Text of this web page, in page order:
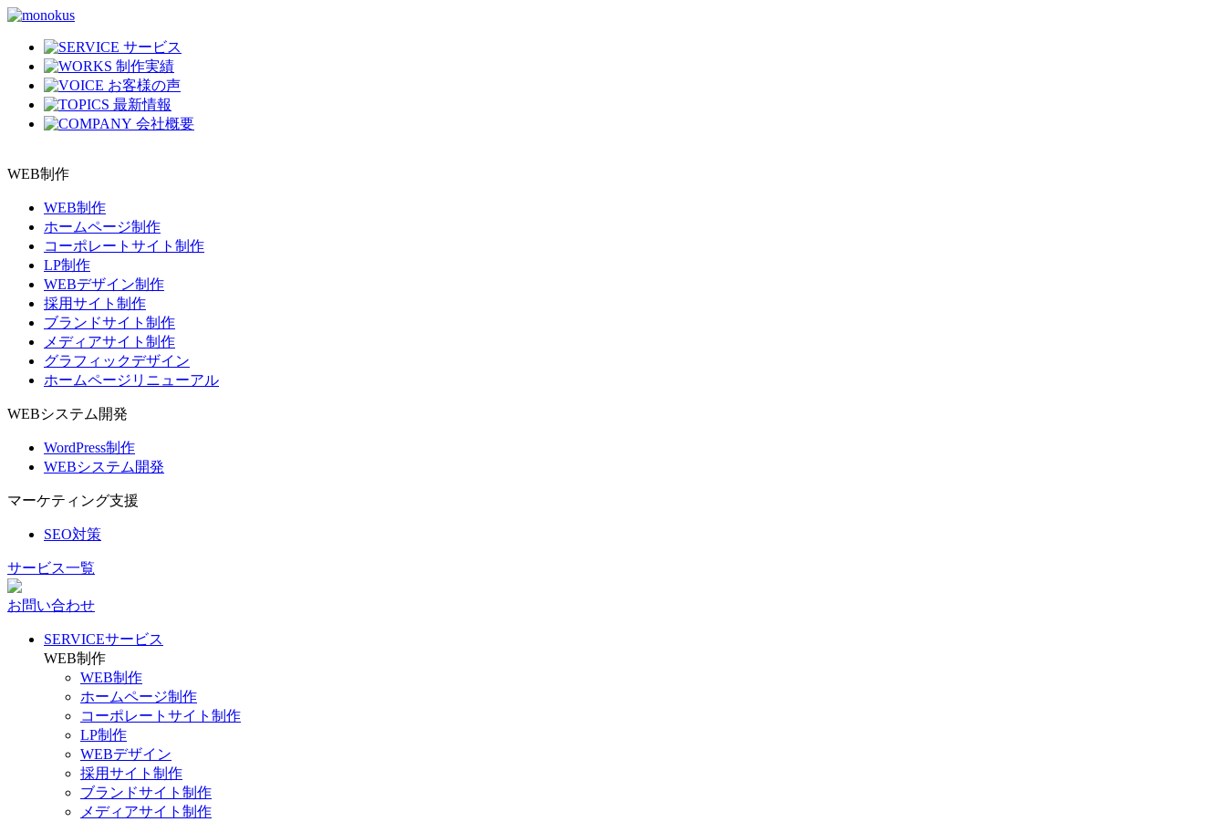
サービス
制作実績
お客様の声
最新情報
会社概要
WEB制作
WEB制作
ホームページ制作
コーポレートサイト制作
LP制作
WEBデザイン制作
採用サイト制作
ブランドサイト制作
メディアサイト制作
グラフィックデザイン
ホームページリニューアル
WEBシステム開発
WordPress制作
WEBシステム開発
マーケティング支援
SEO対策
サービス一覧
お問い合わせ
SERVICEサービス
WEB制作
WEB制作
ホームページ制作
コーポレートサイト制作
LP制作
WEBデザイン
採用サイト制作
ブランドサイト制作
メディアサイト制作